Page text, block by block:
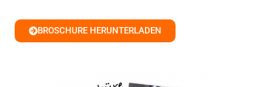
BROSCHURE HERUNTERLADEN